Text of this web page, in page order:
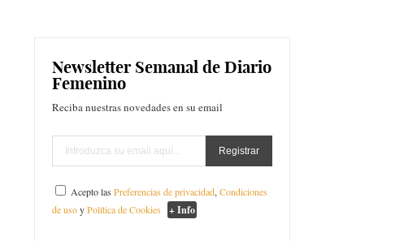
Newsletter Semanal de Diario
Femenino
Reciba nuestras novedades en su email
Acepto lasPreferencias de privacidad,Condiciones
de usoyPolítica de Cookies + Info